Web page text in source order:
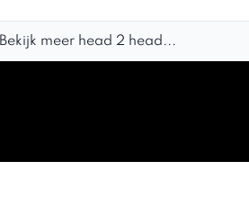
Bekijk meer head 2 head...